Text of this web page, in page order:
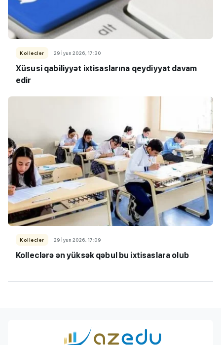
Kolleclər 29 İyun 2026, 17:30
Xüsusi qabiliyyət ixtisaslarına qeydiyyat davam
edir
Kolleclər 29 İyun 2026, 17:09
Kolleclərə ən yüksək qəbul bu ixtisaslara olub